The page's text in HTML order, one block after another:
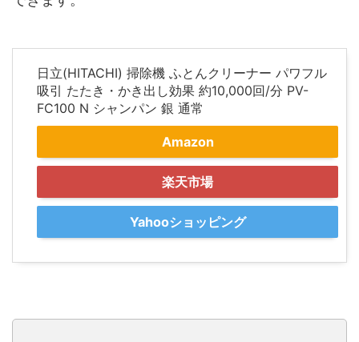
日立(HITACHI) 掃除機 ふとんクリーナー パワフル
吸引 たたき・かき出し効果 約10,000回/分 PV-
FC100 N シャンパン 銀 通常
Amazon
楽天市場
Yahooショッピング